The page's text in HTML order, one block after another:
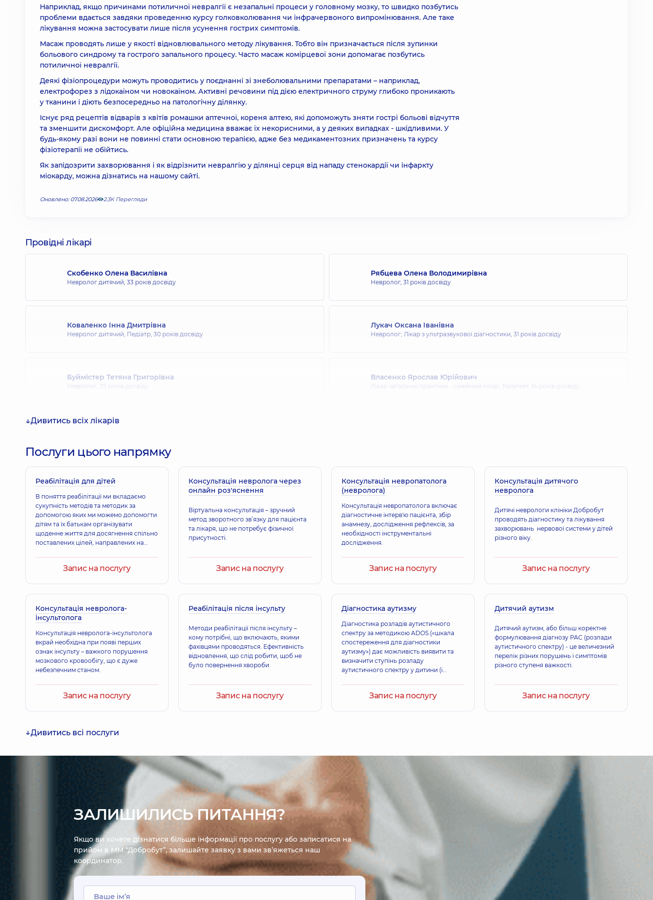
Наприклад, якщо причинами потиличної невралгії є незапальні процеси у головному мозку, то швидко позбутись
проблеми вдається завдяки проведенню курсу голковколювання чи інфрачервоного випромінювання. Але таке
лікування можна застосувати лише після усунення гострих симптомів.
Масаж проводять лише у якості відновлювального методу лікування. Тобто він призначається після зупинки
больового синдрому та гострого запального процесу. Часто масаж комірцевої зони допомагає позбутись
потиличної невралгії.
Деякі фізіопроцедури можуть проводитись у поєднанні зі знеболювальними препаратами – наприклад,
електрофорез з лідокаїном чи новокаїном. Активні речовини під дією електричного струму глибоко проникають
у тканини і діють безпосередньо на патологічну ділянку.
Існує ряд рецептів відварів з квітів ромашки аптечної, кореня алтею, які допоможуть зняти гострі больові відчуття
та зменшити дискомфорт. Але офіційна медицина вважає їх некорисними, а у деяких випадках - шкідливими. У
будь-якому разі вони не повинні стати основною терапією, адже без медикаментозних призначень та курсу
фізіотерапії не обійтись.
Як запідозрити захворювання і як відрізнити невралгію у ділянці серця від нападу стенокардії чи інфаркту
міокарду, можна дізнатись на нашому сайті.
Оновлено: 07.08.2026 2.3К Перегляди
Провідні лікарі
Скобенко Олена Василівна
Невролог дитячий, 33 років досвіду
Рябцева Олена Володимирівна
Невролог, 31 років досвіду
Коваленко Інна Дмитрівна
Невролог дитячий; Педіатр, 30 років досвіду
Лукач Оксана Іванівна
Невролог; Лікар з ультразвукової діагностики, 31 років досвіду
Буймістер Тетяна Григорівна
Невролог, 37 років досвіду
Власенко Ярослав Юрійович
Лікар загальної практики - сімейний лікар; Терапевт, 14 років досвіду
Пепеніна Ірина Борисівна Жилінська Тамара Михайлівна
Невролог,
Носуліч Павло Вікторович
Невролог,14 років досвіду
Коржан Вікторія Аркадіївна
Невролог,
Джумік Валентина Анатоліївна
Невролог,36 років досвіду
Дубіна Світлана Павлівна
Невролог дитячий,38 років досвіду
Мазепіна Вікторія Іванівна
Невролог, 36 років досвіду
Карпенко Наталія Михайлівна
Педіатр; Невролог дитячий, 21 років досвіду
Дивитись всіх лікарів
Послуги цього напрямку
Реабілітація для дітей
В поняття реабілітації ми вкладаємо
сукупність методів та методик за
допомогою яких ми можемо допомогти
дітям та їх батькам організувати
щоденне життя для досягнення спільно
поставлених цілей, направлених на
Запис на послугу
Консультація невролога через
онлайн роз'яснення
Віртуальна консультація – зручний
метод зворотного зв’язку для пацієнта
та лікаря, що не потребує фізичної
присутності.
Запис на послугу
Консультація невропатолога
(невролога)
Консультація невропатолога включає
діагностичне інтерв'ю пацієнта, збір
анамнезу, дослідження рефлексів, за
необхідності інструментальні
дослідження.
Запис на послугу
Консультація дитячого
невролога
Дитячі неврологи клініки Добробут
проводять діагностику та лікування
захворювань нервової системи у дітей
різного віку.
Запис на послугу
Консультація невролога-
інсультолога
Консультація невролога-інсультолога
вкрай необхідна при появі перших
ознак інсульту – важкого порушення
мозкового кровообігу, що є дуже
небезпечним станом.
Запис на послугу
Реабілітація після інсульту
Методи реабілітації після інсульту –
кому потрібні, що включають, якими
фахівцями проводяться. Ефективність
відновлення, що слід робити, щоб не
було повернення хвороби
Запис на послугу
Діагностика аутизму
Діагностика розладів аутистичного
спектру за методикою ADOS («шкала
спостереження для діагностики
аутизму») дає можливість виявити та
визначити ступінь розладу
аутистичного спектру у дитини (і
Запис на послугу
Дитячий аутизм
Дитячий аутизм, або більш коректне
формулювання діагнозу РАС (розлади
аутистичного спектру) - це величезний
перелік різних порушень і симптомів
різного ступеня важкості.
Запис на послугу
Дивитись всі послуги
ЗАЛИШИЛИСЬ ПИТАННЯ?
Якщо ви хочете дізнатися більше інформації про послугу або записатися на
прийом в ММ “Добробут”, залишайте заявку з вами зв’яжеться наш
координатор.